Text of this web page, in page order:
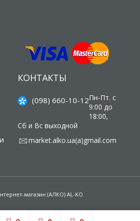
КОНТАКТЫ
(098) 660-10-12Пн-Пт. с
9:00 до
18:00,
Сб и Вс выходной
market.alko.ua(а)gmail.com
магазин (АЛКО) AL-KO